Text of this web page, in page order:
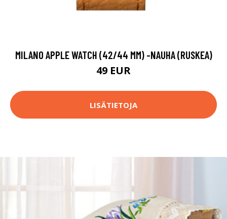
MILANO APPLE WATCH (42/44 MM) -NAUHA (RUSKEA)
49 EUR
LISÄTIETOJA